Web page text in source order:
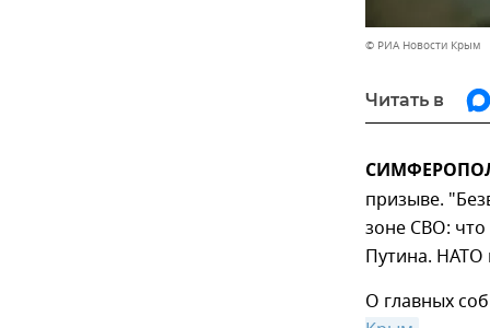
© РИА Новости Крым
Читать в
призыве.
зоне СВО: что
Путина. НАТО
О главных